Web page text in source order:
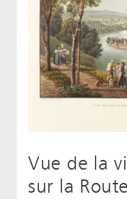
Vue de la
sur la